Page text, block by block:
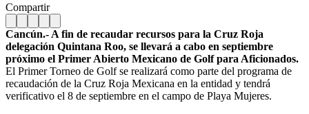
Compartir
Cancún.- A fin de recaudar recursos para la Cruz Roja
delegación Quintana Roo, se llevará a cabo en septiembre
próximo el Primer Abierto Mexicano de Golf para Aficionados.
El Primer Torneo de Golf se realizará como parte del programa de
recaudación de la Cruz Roja Mexicana en la entidad y tendrá
verificativo el 8 de septiembre en el campo de Playa Mujeres.